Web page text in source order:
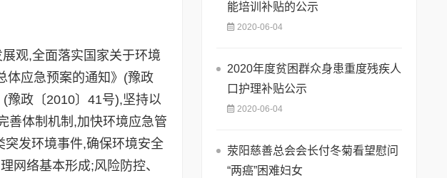
观,全面落实国家关于环境
体应急预案的通知》(豫政
豫政〔2010〕41号),坚持以
善体制机制,加快环境应急管
发环境事件,确保环境安全
网络基本形成;风险防控、
能培训补贴的公示
2020-06-04
2020年度贫困群众身患重度残疾人
口护理补贴公示
2020-06-04
荥阳慈善总会会长付冬菊看望慰问
“两癌”困难妇女